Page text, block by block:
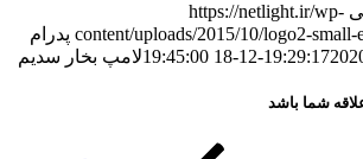
https://
content/uploads/2015/10/ پدرام
لامپ بخار سدیم
باشد